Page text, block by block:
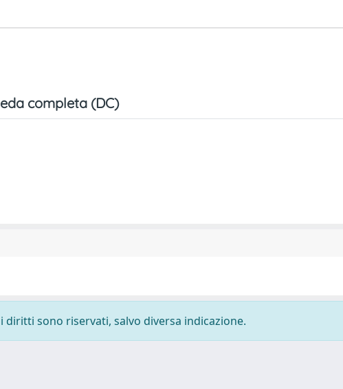
completa (DC)
sono riservati, salvo diversa indicazione.